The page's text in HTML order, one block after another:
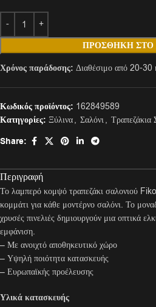
ΠΡΟΣΘΉΚΗ ΣΤΟ
Χρόνος παράδοσης: Διαθέσιμο από 20-30
Κωδικός προϊόντος: 162849589
Κατηγορίες: Ξύλινα, Σαλόνι, Τραπεζάκια
Share:
Περιγραφή
Το λαμπερό κομψό τραπεζάκι σαλονιού
κομμάτι για κάθε μοντέρνο σαλόνι. Το
χρυσές πινελιές δημιουργούν μια οπτικά
εμφάνιση.
– Με ανοιχτό αποθηκευτικό χώρο
– Υψηλή ποιότητα κατασκευής
– Ευρωπαϊκής προέλευσης
Υλικά κατασκευής